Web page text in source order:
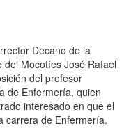
Decano de la
del Mocotíes José Rafael
del profesor
de Enfermería, quien
interesado en que el
carrera de Enfermería.